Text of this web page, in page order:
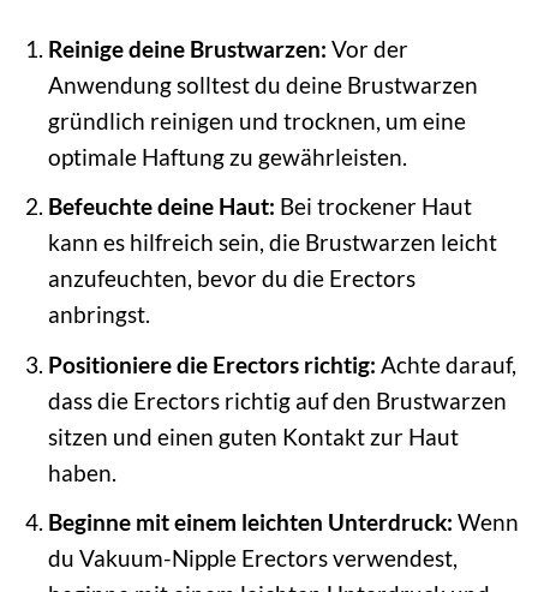
Reinige deine Brustwarzen: Vor der
Anwendung solltest du deine Brustwarzen
gründlich reinigen und trocknen, um eine
optimale Haftung zu gewährleisten.
Befeuchte deine Haut: Bei trockener Haut
kann es hilfreich sein, die Brustwarzen leicht
anzufeuchten, bevor du die Erectors
anbringst.
Positioniere die Erectors richtig: Achte darauf,
dass die Erectors richtig auf den Brustwarzen
sitzen und einen guten Kontakt zur Haut
haben.
Beginne mit einem leichten Unterdruck: Wenn
du Vakuum-Nipple Erectors verwendest,